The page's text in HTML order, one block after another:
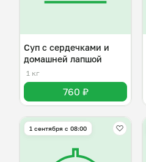
Суп с сердечками и
домашней лапшой
1 кг
760 ₽
1 сентября с 08:00